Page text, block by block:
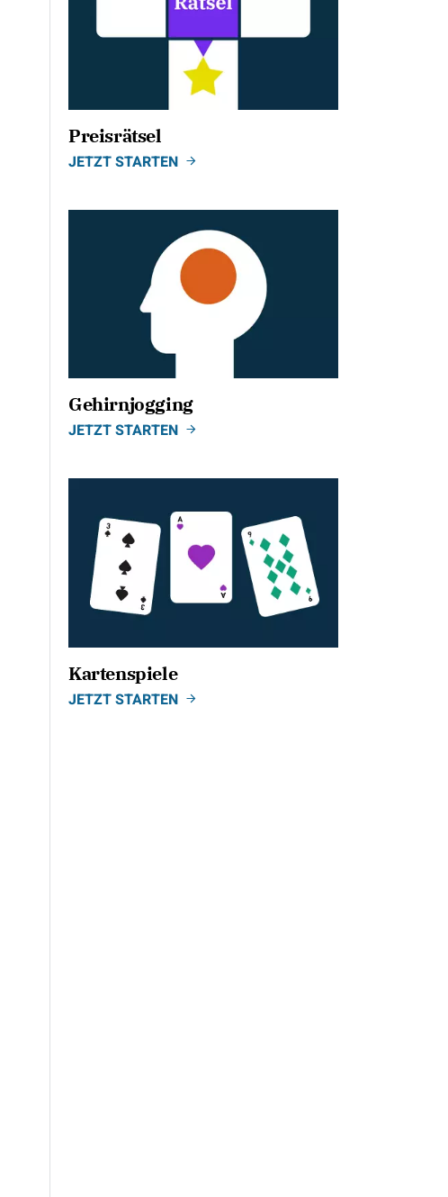
Preisrätsel
JETZT STARTEN
Gehirnjogging
JETZT STARTEN
Kartenspiele
JETZT STARTEN